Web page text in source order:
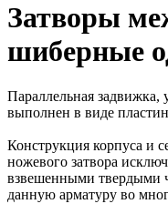
Затворы
шиберные
Параллельная
выполнен в виде
Конструкция корпуса и
ножевого затвора
взвешенными твердыми
данную арматуру во